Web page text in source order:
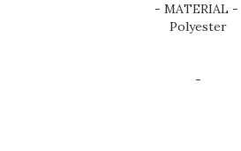
- MATERIAL -
Polyester
-